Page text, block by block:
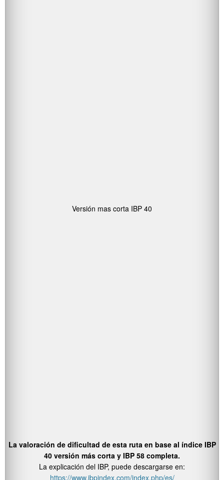
Versión mas corta IBP 40
La valoración de dificultad de esta ruta en base al índice IBP
40 versión más corta y IBP 58 completa.
La explicación del IBP, puede descargarse en:
https://www.ibpindex.com/index.php/es/